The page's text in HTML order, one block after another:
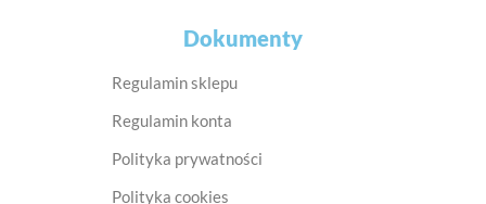
Dokumenty
Regulamin sklepu
Regulamin konta
Polityka prywatności
Polityka cookies